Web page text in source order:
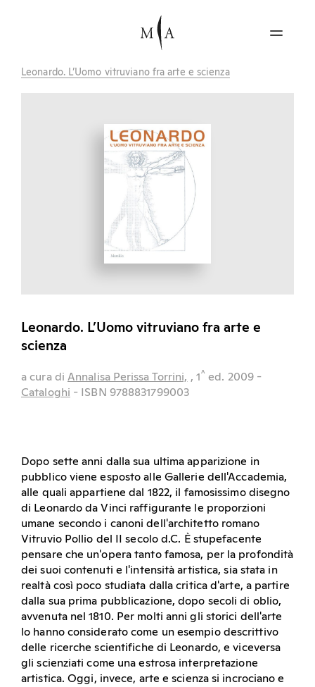
Leonardo. L’Uomo vitruviano fra arte e scienza
Leonardo. L’Uomo vitruviano fra arte e
scienza
a cura di Annalisa Perissa Torrini, , 1^ ed. 2009 -
Cataloghi - ISBN 9788831799003
Dopo sette anni dalla sua ultima apparizione in
pubblico viene esposto alle Gallerie dell'Accademia,
alle quali appartiene dal 1822, il famosissimo disegno
di Leonardo da Vinci raffigurante le proporzioni
umane secondo i canoni dell'architetto romano
Vitruvio Pollio del II secolo d.C. È stupefacente
pensare che un'opera tanto famosa, per la profondità
dei suoi contenuti e l'intensità artistica, sia stata in
realtà così poco studiata dalla critica d'arte, a partire
dalla sua prima pubblicazione, dopo secoli di oblio,
avvenuta nel 1810. Per molti anni gli storici dell'arte
lo hanno considerato come un esempio descrittivo
delle ricerche scientifiche di Leonardo, e viceversa
gli scienziati come una estrosa interpretazione
artistica. Oggi, invece, arte e scienza si incrociano e